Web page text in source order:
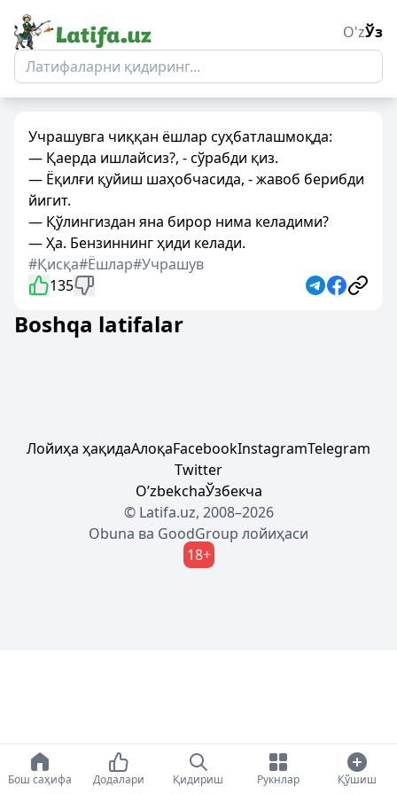
O'zЎз
Учрашувга чиққан ёшлар суҳбатлашмоқда:
— Қаерда ишлайсиз?, - сўрабди қиз.
— Ёқилғи қуйиш шаҳобчасида, - жавоб берибди
йигит.
— Қўлингиздан яна бирор нима келадими?
— Ҳа. Бензиннинг ҳиди келади.
#Қисқа#Ёшлар#Учрашув
135
Boshqa latifalar
Лойиҳа ҳақидаАлоқаFacebookInstagramTelegram
Twitter
OʼzbekchaЎзбекча
© Latifa.uz, 2008–2026
Obuna ва GoodGroup лойиҳаси
18+
Бош саҳифа Додалари Қидириш Рукнлар Қўшиш